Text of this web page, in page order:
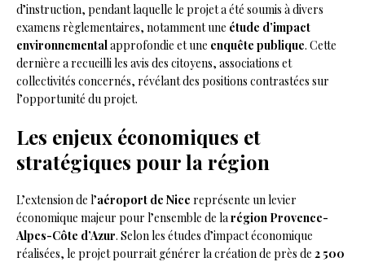
d’instruction, pendant laquelle le projet a été soumis à divers
examens règlementaires, notamment une étude d’impact
environnementalapprofondie et une enquête publique. Cette
dernière a recueilli les avis des citoyens, associations et
collectivités concernés, révélant des positions contrastées sur
l’opportunité du projet.
Les enjeux économiques et
stratégiques pour la région
L’extension de l’aéroport de Nice représente un levier
économique majeur pour l’ensemble de la région Provence-
Alpes-Côte d’Azur. Selon les études d’impact économique
réalisées, le projet pourrait générer la création de près de 2 500